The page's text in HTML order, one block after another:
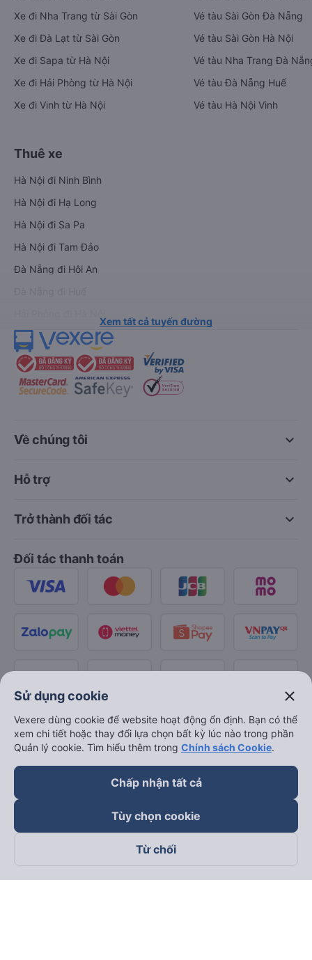
Xe đi Nha Trang từ Sài Gòn
Xe đi Đà Lạt từ Sài Gòn
Xe đi Sapa từ Hà Nội
Xe đi Hải Phòng từ Hà Nội
Xe đi Vinh từ Hà Nội
Vé tàu Sài Gòn Đà Nẵng
Vé tàu Sài Gòn Hà Nội
Vé tàu Nha Trang Đà
Vé tàu Đà Nẵng Huế
Vé tàu Hà Nội Vinh
Thuê xe
Hà Nội đi Ninh Bình
Hà Nội đi Hạ Long
Hà Nội đi Sa Pa
Hà Nội đi Tam Đảo
Đà Nẵng đi Hội An
Xem tất cả tuyến đường
keyboard_arrow_down
Về chúng tôi
keyboard_arrow_down
Hỗ trợ
keyboard_arrow_down
Trở thành đối tác
Đối tác thanh toán
Theo dõi chúng tôi trên
Sử dụng cookie close
Vexere dùng cookie để website hoạt động ổn định. Bạn có thể
xem chi tiết hoặc thay đổi lựa chọn bất kỳ lúc nào trong phần
Quản lý cookie. Tìm hiểu thêm trong Chính sách Cookie.
Chấp nhận tất cả
Tùy chọn cookie
Từ chối